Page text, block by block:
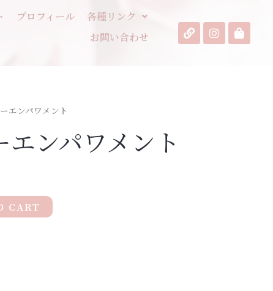
プロフィール
各種リンク
お問い合わせ
エンパワメント
エンパワメント
CART